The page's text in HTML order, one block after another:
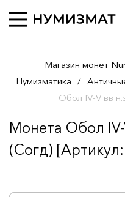
Магазин монет
Нумизматика /
Обол IV-V вв
Монета Обол
(Согд)